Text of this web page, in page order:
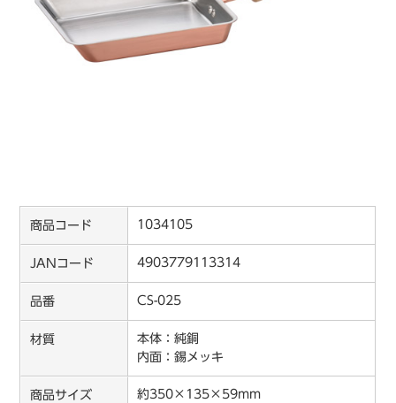
商品コード 1034105
JANコード 4903779113314
品番 CS-025
材質
本体：純銅
内面：錫メッキ
商品サイズ 約350×135×59mm